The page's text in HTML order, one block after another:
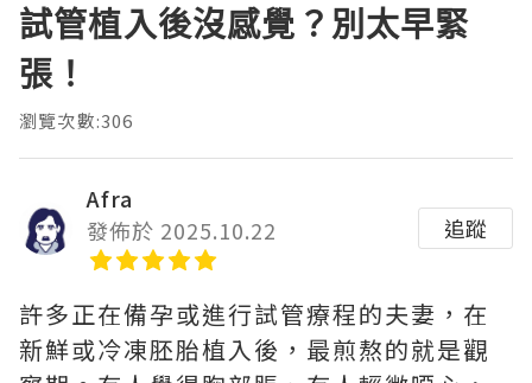
試管植入後沒感覺？別太早緊
張！
瀏覽次數:306
Afra
發佈於 2025.10.22
追蹤
許多正在備孕或進行試管療程的夫妻，在
新鮮或冷凍胚胎植入後，最煎熬的就是觀